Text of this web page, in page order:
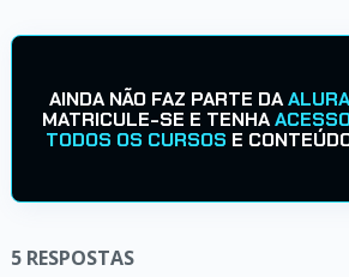
AINDA NÃO FAZ PARTE DAALURA
MATRICULE-SE E TENHA
TODOS OS CURSOS E
5 RESPOSTAS